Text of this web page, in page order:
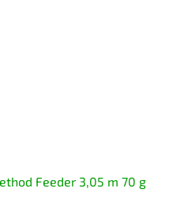
Feeder 3,05 m 70 g